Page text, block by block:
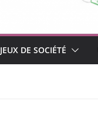
JEUX DE SOCIÉTÉ